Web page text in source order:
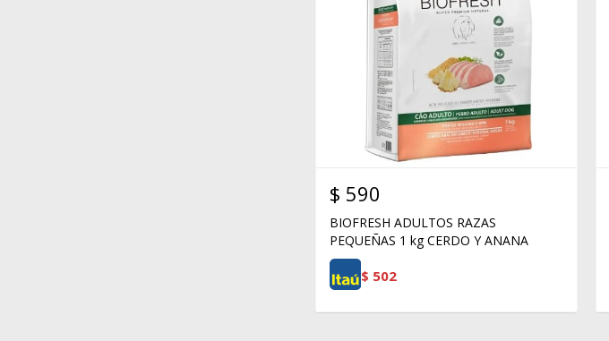
$ 590
BIOFRESH ADULTOS RAZAS
PEQUEÑAS 1 kg CERDO Y ANANA
$ 502